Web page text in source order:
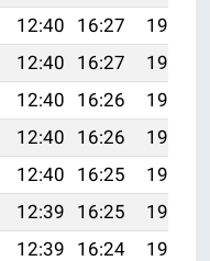
12:40 16:27
19:35
12:40 16:27
19:34
12:40 16:26
19:33
12:40 16:26
19:32
12:40 16:25
19:30
12:39 16:25
19:29
12:39 16:24
19:28